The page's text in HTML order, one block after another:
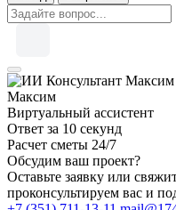
Максим
Виртуальный ассистент
Ответ за 10 секунд
Расчет сметы 24/7
Обсудим ваш проект?
Оставьте заявку или
проконсультируем вас и